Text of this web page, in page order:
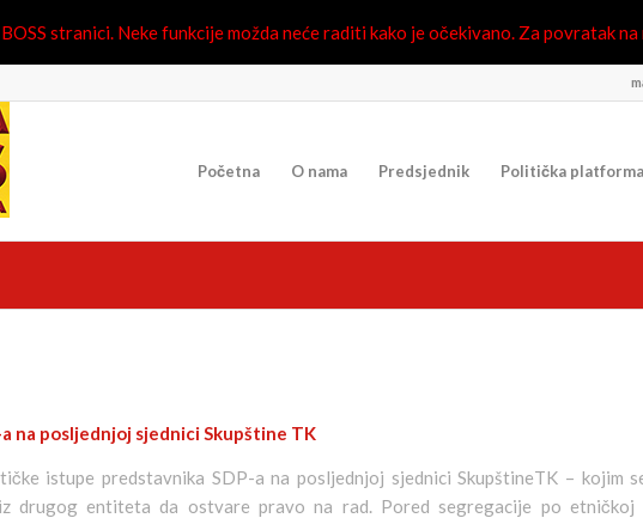
Početna O nama Predsjednik Politička platforma
na posljednjoj sjednici Skupštine TK
istupe predstavnika SDP-a na posljednjoj sjednici SkupštineTK – kojim
drugog entiteta da ostvare pravo na rad. Pored segregacije po etničkoj
stranici. Neke funkcije možda neće raditi kako je očekivano. Za povratak